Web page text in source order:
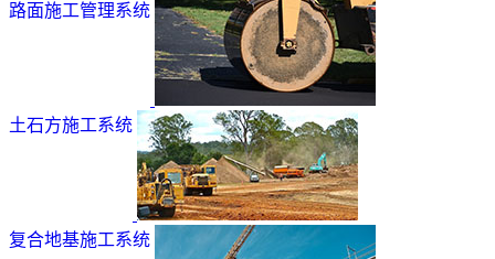
路面施工管理系统
土石方施工系统
复合地基施工系统